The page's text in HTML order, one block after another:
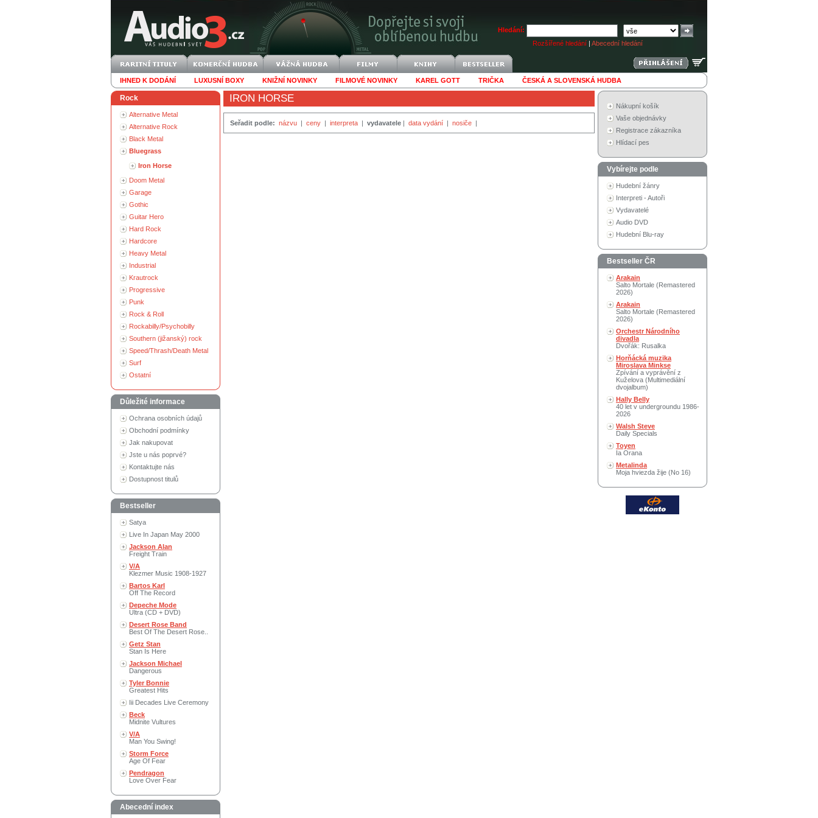
Hledání:
Rozšířené hledání | Abecední hledání
IHNED K DODÁNÍ LUXUSNÍ BOXY KNIŽNÍ NOVINKY FILMOVÉ NOVINKY KAREL GOTT TRIČKA ČESKÁ A SLOVENSKÁ HUDBA
Rock
Alternative Metal
Alternative Rock
Black Metal
Bluegrass
Iron Horse
Doom Metal
Garage
Gothic
Guitar Hero
Hard Rock
Hardcore
Heavy Metal
Industrial
Krautrock
Progressive
Punk
Rock & Roll
Rockabilly/Psychobilly
Southern (jižanský) rock
Speed/Thrash/Death Metal
Surf
Ostatní
Důležité informace
Ochrana osobních údajů
Obchodní podmínky
Jak nakupovat
Jste u nás poprvé?
Kontaktujte nás
Dostupnost titulů
Bestseller
Satya
Live In Japan May 2000
Jackson Alan
Freight Train
V/A
Klezmer Music 1908-1927
Bartos Karl
Off The Record
Depeche Mode
Ultra (CD + DVD)
Desert Rose Band
Best Of The Desert Rose..
Getz Stan
Stan Is Here
Jackson Michael
Dangerous
Tyler Bonnie
Greatest Hits
Iii Decades Live Ceremony
Beck
Midnite Vultures
V/A
Man You Swing!
Storm Force
Age Of Fear
Pendragon
Love Over Fear
Abecední index
IRON HORSE
Seřadit podle: názvu | ceny | interpreta | vydavatele | data vydání | nosiče |
Nákupní košík
Vaše objednávky
Registrace zákazníka
Hlídací pes
Vybírejte podle
Hudební žánry
Interpreti - Autoři
Vydavatelé
Audio DVD
Hudební Blu-ray
Bestseller ČR
Arakain
Salto Mortale (Remastered
2026)
Arakain
Salto Mortale (Remastered
2026)
Orchestr Národního
divadla
Dvořák: Rusalka
Horňácká muzika
Miroslava Minkse
Zpívání a vyprávění z
Kuželova (Multimediální
dvojalbum)
Hally Belly
40 let v undergroundu 1986-
2026
Walsh Steve
Daily Specials
Toyen
Ia Orana
Metalinda
Moja hviezda žije (No 16)